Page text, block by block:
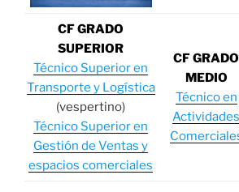
CF GRADO
SUPERIOR
Técnico Superior en
Transporte y Logística
(vespertino)
Técnico Superior en
Gestión de Ventas y
espacios comerciales
CF GRADO
MEDIO
Técnico en
Actividades